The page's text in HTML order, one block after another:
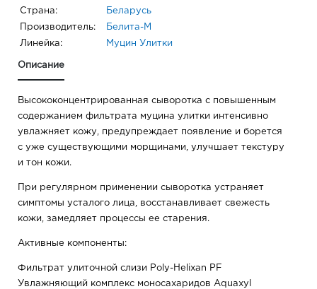
Страна: Беларусь
Производитель: Белита-М
Линейка: Муцин Улитки
Описание
Высококонцентрированная сыворотка с повышенным
содержанием фильтрата муцина улитки интенсивно
увлажняет кожу, предупреждает появление и борется
с уже существующими морщинами, улучшает текстуру
и тон кожи.
При регулярном применении сыворотка устраняет
симптомы усталого лица, восстанавливает свежесть
кожи, замедляет процессы ее старения.
Активные компоненты:
Фильтрат улиточной слизи Poly-Helixan PF
Увлажняющий комплекс моносахаридов Aquaxyl